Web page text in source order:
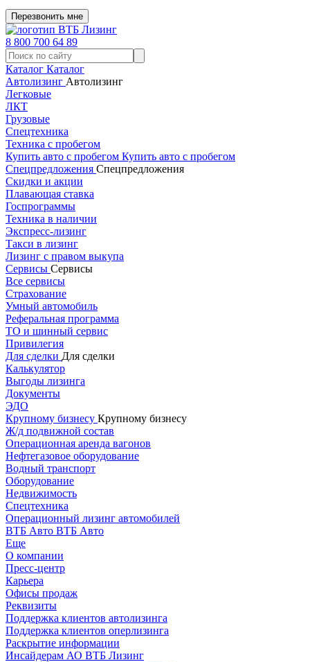
Перезвонить мне
8 800 700 64 89
Каталог Каталог
Автолизинг Автолизинг
Легковые
ЛКТ
Грузовые
Спецтехника
Техника с пробегом
Купить авто с пробегом Купить авто с пробегом
Спецпредложения Спецпредложения
Скидки и акции
Плавающая ставка
Госпрограммы
Техника в наличии
Экспресс-лизинг
Такси в лизинг
Лизинг с правом выкупа
Сервисы Сервисы
Все сервисы
Страхование
Умный автомобиль
Реферальная программа
ТО и шинный сервис
Привилегия
Для сделки Для сделки
Калькулятор
Выгоды лизинга
Документы
ЭДО
Крупному бизнесу Крупному бизнесу
Ж/д подвижной состав
Операционная аренда вагонов
Нефтегазовое оборудование
Водный транспорт
Оборудование
Недвижимость
Спецтехника
Операционный лизинг автомобилей
ВТБ Авто ВТБ Авто
Еще
О компании
Пресс-центр
Карьера
Офисы продаж
Реквизиты
Поддержка клиентов автолизинга
Поддержка клиентов оперлизинга
Раскрытие информации
Инсайдерам АО ВТБ Лизинг